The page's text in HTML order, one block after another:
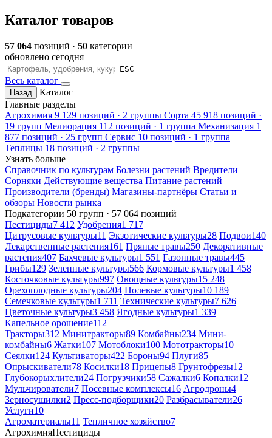
Каталог товаров
57 064 позиций · 50 категории
обновлено сегодня
ESC
Весь каталог
Назад
Каталог
Главные разделы
Агрохимия 9 129 позиций · 2 группы Сорта 45 918 позиций ·
19 групп Мелиорация 112 позиций · 1 группа Механизация 1
877 позиций · 25 групп Сервис 10 позиций · 1 группа
Теплицы 18 позиций · 2 группы
Узнать больше
Справочник по культурам Болезни растений Вредители
Сорняки Действующие вещества Питание растений
Производители (бренды) Магазины-партнёры Статьи и
обзоры Новости рынка
Подкатегории 50 групп · 57 064 позиций
Пестициды7 412 Удобрения1 717
Цитрусовые культуры11 Экзотические культуры28 Подвои140
Лекарственные растения161 Пряные травы250 Декоративные
растения407 Бахчевые культуры1 551 Газонные травы445
Грибы129 Зеленные культуры566 Кормовые культуры1 458
Косточковые культуры997 Овощные культуры15 248
Орехоплодные культуры204 Полевые культуры10 189
Семечковые культуры1 711 Технические культуры7 626
Цветочные культуры3 458 Ягодные культуры1 339
Капельное орошение112
Тракторы312 Минитракторы89 Комбайны234 Мини-
комбайны6 Жатки107 Мотоблоки100 Мототракторы10
Сеялки124 Культиваторы422 Бороны94 Плуги85
Опрыскиватели78 Косилки18 Прицепы8 Грунтофрезы12
Глубокорыхлители24 Погрузчики58 Сажалки6 Копалки12
Мульчирователи7 Посевные комплексы16 Агродроны4
Зерносушилки2 Пресс-подборщики20 Разбрасыватели26
Услуги10
Агроматериалы11 Тепличное хозяйство7
АгрохимияПестициды